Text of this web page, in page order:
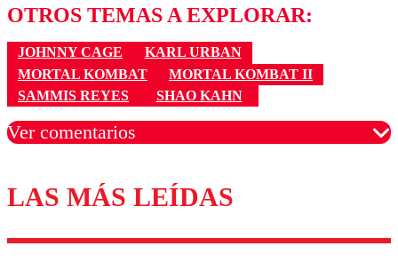
OTROS TEMAS A EXPLORAR:
JOHNNY CAGE
KARL URBAN
MORTAL KOMBAT
MORTAL KOMBAT II
SAMMIS REYES
SHAO KAHN
Ver comentarios
Los comentarios son moderados para garantizar un
diálogo respetuoso.
Nombre
LAS MÁS LEÍDAS